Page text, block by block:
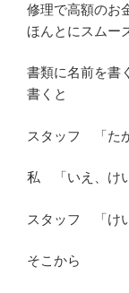
修理で高額のお
ほんとにスムー
書類に名前を書
書くと
スタッフ 「た
私 「いえ、け
スタッフ 「け
そこから